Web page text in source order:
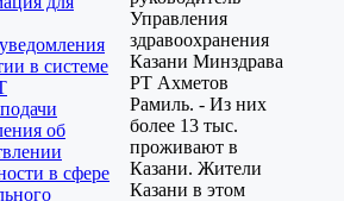
в системе
об
в сфере
Управления
здравоохранения
Казани Минздрава
РТ Ахметов
Рамиль. - Из них
более 13 тыс.
проживают в
Казани. Жители
Казани в этом